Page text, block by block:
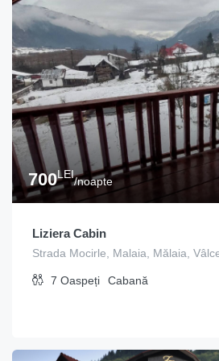
700LEI
/noapte
Liziera Cabin
Strada Mocirle, Malaia, Mălaia,
7 Oaspeți Cabană